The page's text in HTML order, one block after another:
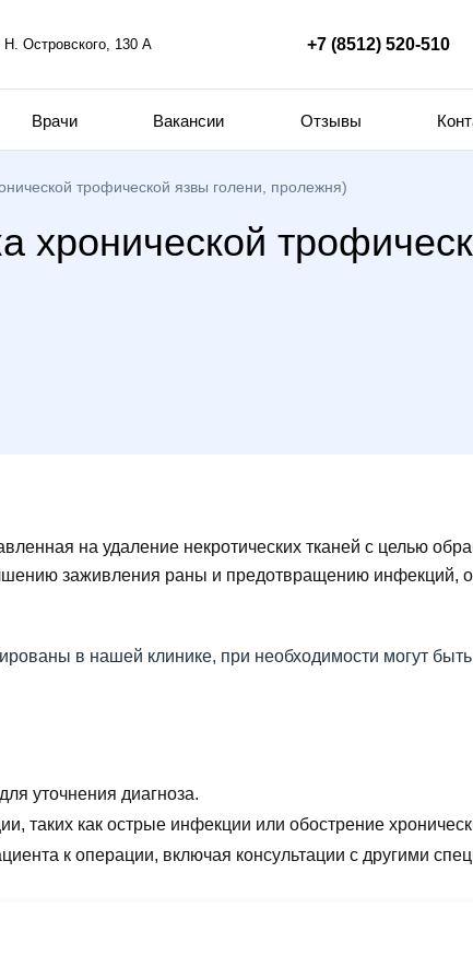
Н. Островского, 130 А +7 (8512) 520-510
Врачи Вакансии Отзывы
трофической язвы голени, пролежня)
хронической
на удаление некротических тканей с целью
заживления раны и предотвращению инфекций,
в нашей клинике, при необходимости могут
уточнения диагноза.
таких как острые инфекции или обострение
к операции, включая консультации с другими